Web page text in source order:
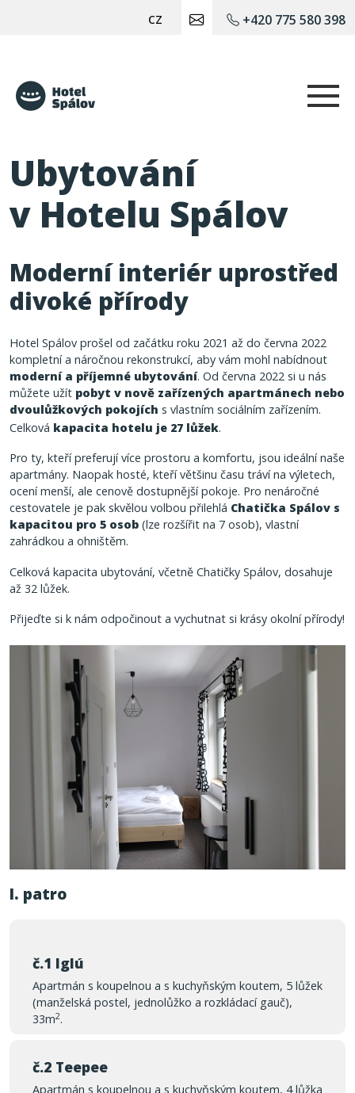
+420 775 580 398
cz
Ubytování
v Hotelu Spálov
Moderní interiér uprostřed
divoké přírody
Hotel Spálov prošel od začátku roku 2021 až do června 2022
kompletní a náročnou rekonstrukcí, aby vám mohl nabídnout
moderní a příjemné ubytování. Od června 2022 si u nás
můžete užít pobyt v nově zařízených apartmánech nebo
dvoulůžkových pokojích s vlastním sociálním zařízením.
Celková kapacita hotelu je 27 lůžek.
Pro ty, kteří preferují více prostoru a komfortu, jsou ideální naše
apartmány. Naopak hosté, kteří většinu času tráví na výletech,
ocení menší, ale cenově dostupnější pokoje. Pro nenáročné
cestovatele je pak skvělou volbou přilehlá Chatička Spálov s
kapacitou pro 5 osob (lze rozšířit na 7 osob), vlastní
zahrádkou a ohništěm.
Celková kapacita ubytování, včetně Chatičky Spálov, dosahuje
až 32 lůžek.
Přijeďte si k nám odpočinout a vychutnat si krásy okolní přírody!
I. patro
č.1 Iglú
Apartmán s koupelnou a s kuchyňským koutem, 5 lůžek
(manželská postel, jednolůžko a rozkládací gauč),
33m2.
č.2 Teepee
Apartmán s koupelnou a s kuchyňským koutem, 4 lůžka